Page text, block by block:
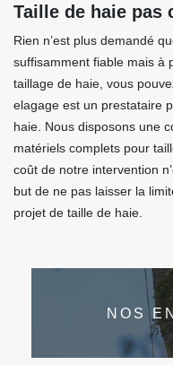
Taille de haie pas
Rien n’est plus demandé
suffisamment fiable mais à
taillage de haie, vous
elagage est un prestataire
haie. Nous disposons une
matériels complets pour
coût de notre intervention
but de ne pas laisser la
projet de taille de haie.
NOS